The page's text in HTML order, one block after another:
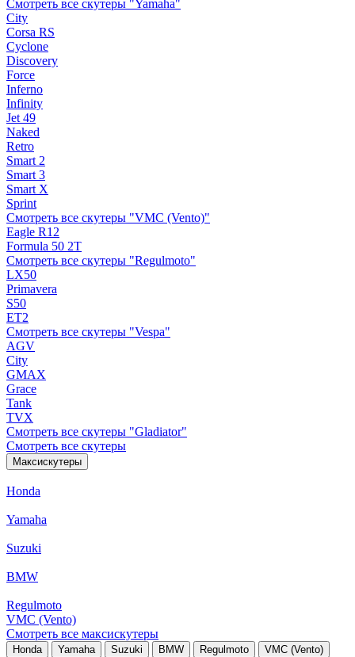
Смотреть все скутеры "Yamaha"
City
Corsa RS
Cyclone
Discovery
Force
Inferno
Infinity
Jet 49
Naked
Retro
Smart 2
Smart 3
Smart X
Sprint
Смотреть все скутеры "VMC (Vento)"
Eagle R12
Formula 50 2Т
Смотреть все скутеры "Regulmoto"
LX50
Primavera
S50
ET2
Смотреть все скутеры "Vespa"
AGV
City
GMAX
Grace
Tank
TVX
Смотреть все скутеры "Gladiator"
Смотреть все скутеры
Максискутеры
Honda
Yamaha
Suzuki
BMW
Regulmoto
VMC (Vento)
Смотреть все максискутеры
Honda Yamaha Suzuki BMW Regulmoto VMC (Vento)